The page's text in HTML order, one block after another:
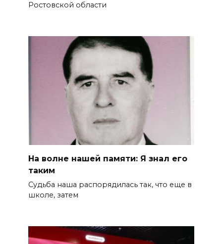
Ростовской области
На волне нашей памяти: Я знал его
таким
Судьба наша распорядилась так, что еще в
школе, затем